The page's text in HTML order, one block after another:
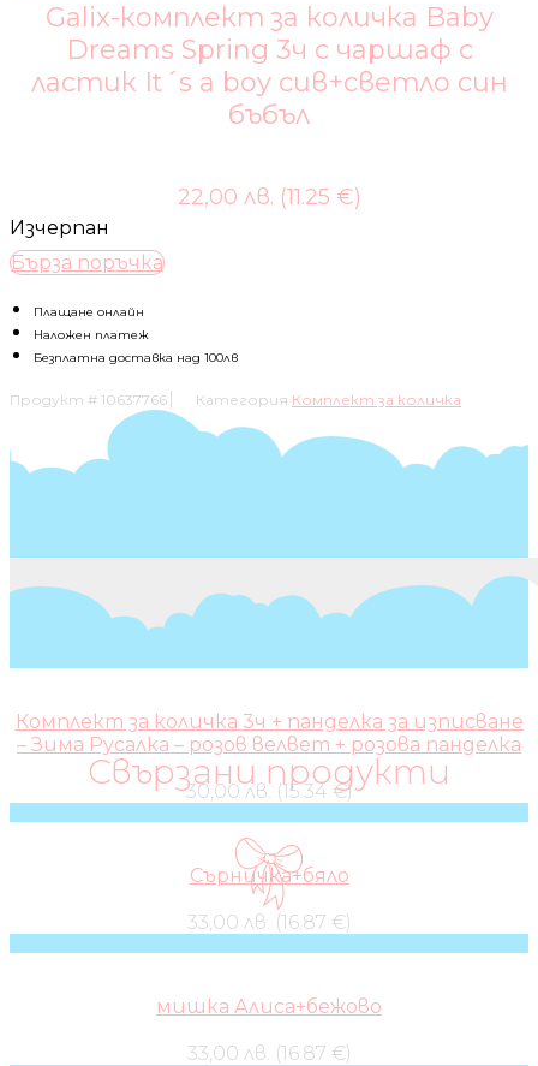
Galix-комплект за количка Baby
Dreams Spring 3ч с чаршаф с
ластик It´s a boy сив+светло син
бъбъл
22,00 лв. (11.25 €)
Изчерпан
Бърза поръчка
Плащане онлайн
Наложен платеж
Безплатна доставка над 100лв
Продукт # 10637766 Категория Комплект за количка
Свързани продукти
Комплект за количка 3ч + панделка за изписване
– Зима Русалка – розов велвет + розова панделка
30,00 лв. (15.34 €)
Сърничка+бяло
33,00 лв. (16.87 €)
мишка Алиса+бежово
33,00 лв. (16.87 €)